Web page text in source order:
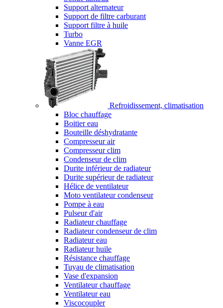
Support alternateur
Support de filtre carburant
Support filtre à huile
Turbo
Vanne EGR
Refroidissement, climatisation
Bloc chauffage
Boitier eau
Bouteille déshydratante
Compresseur air
Compresseur clim
Condenseur de clim
Durite inférieur de radiateur
Durite supérieur de radiateur
Hélice de ventilateur
Moto ventilateur condenseur
Pompe à eau
Pulseur d'air
Radiateur chauffage
Radiateur condenseur de clim
Radiateur eau
Radiateur huile
Résistance chauffage
Tuyau de climatisation
Vase d'expansion
Ventilateur chauffage
Ventilateur eau
Viscocoupler